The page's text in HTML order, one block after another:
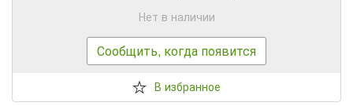
Нет в наличии
Сообщить, когда появится
В избранное